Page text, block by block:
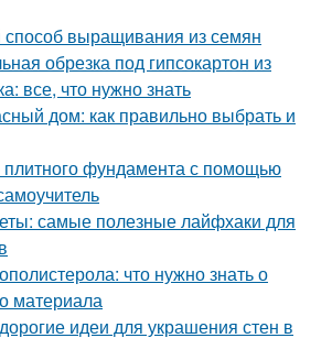
способ выращивания из семян
обрезка под гипсокартон из
все, что нужно знать
дом: как правильно выбрать и
плитного фундамента с помощью
самые полезные лайфхаки для
что нужно знать о
материала
идеи для украшения стен в